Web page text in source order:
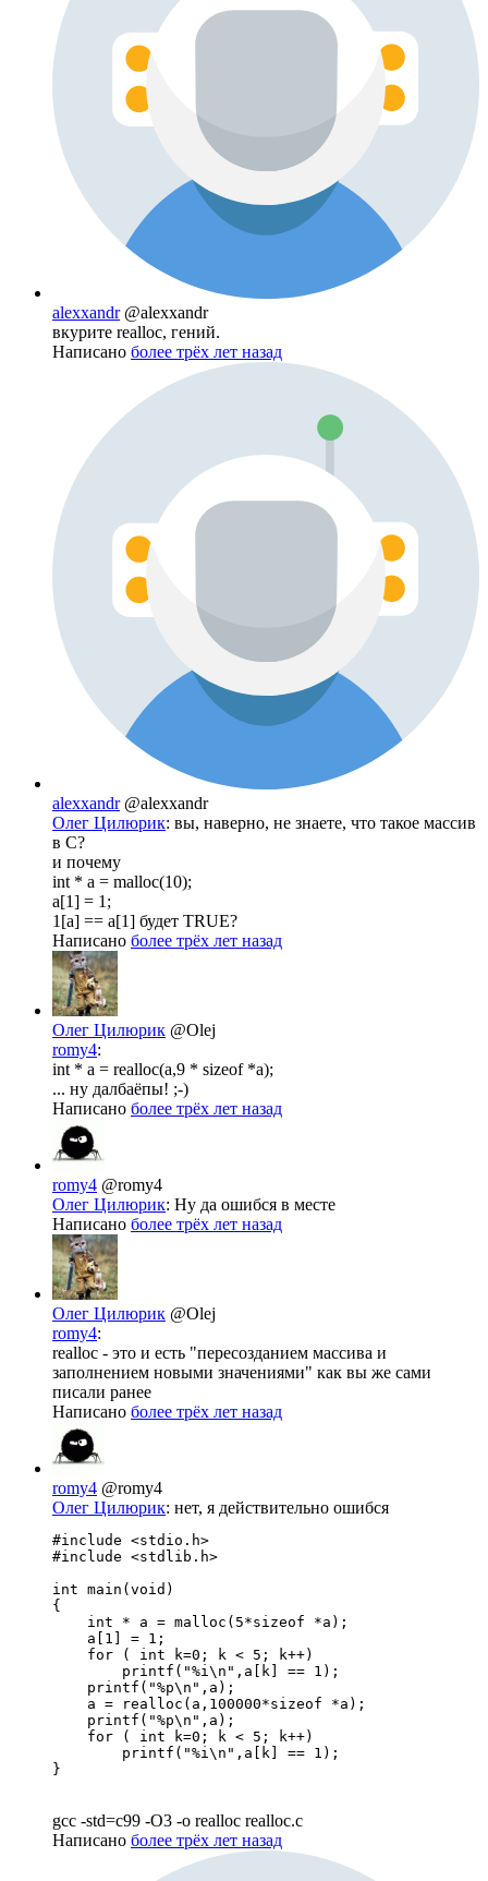
alexxandr @alexxandr
вкурите realloc, гений.
Написано более трёх лет назад
alexxandr @alexxandr
Олег Цилюрик: вы, наверно, не знаете, что такое массив
в C?
и почему
int * a = malloc(10);
a[1] = 1;
1[a] == a[1] будет TRUE?
Написано более трёх лет назад
Олег Цилюрик @Olej
romy4:
int * a = realloc(a,9 * sizeof *a);
... ну далбаёпы! ;-)
Написано более трёх лет назад
romy4 @romy4
Олег Цилюрик: Ну да ошибся в месте
Написано более трёх лет назад
Олег Цилюрик @Olej
romy4:
realloc - это и есть "пересозданием массива и
заполнением новыми значениями" как вы же сами
писали ранее
Написано более трёх лет назад
romy4 @romy4
Олег Цилюрик: нет, я действительно ошибся
#include <stdio.h>
#include <stdlib.h>
int main(void)
{
    int * a = malloc(5*sizeof *a);
    a[1] = 1;
    for ( int k=0; k < 5; k++)
        printf("%i\n",a[k] == 1);
    printf("%p\n",a);
    a = realloc(a,100000*sizeof *a);
    printf("%p\n",a);
    for ( int k=0; k < 5; k++)
        printf("%i\n",a[k] == 1);
}
gcc -std=c99 -O3 -o realloc realloc.c
Написано более трёх лет назад